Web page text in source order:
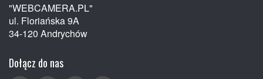
"WEBCAMERA.PL"
ul. Floriańska 9A
34-120 Andrychów
Dołącz do nas